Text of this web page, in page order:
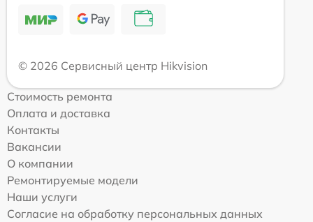
© 2026 Сервисный центр Hikvision
Стоимость ремонта
Оплата и доставка
Контакты
Вакансии
О компании
Ремонтируемые модели
Наши услуги
Согласие на обработку персональных данных